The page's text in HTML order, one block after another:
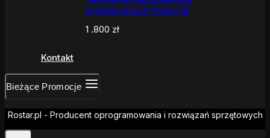
produkcyjnych Power BI
1 .800 zł
Kontakt
Bieżące Promocje
Rostar.pl - Producent oprogramowania i rozwiązań sprzętowych